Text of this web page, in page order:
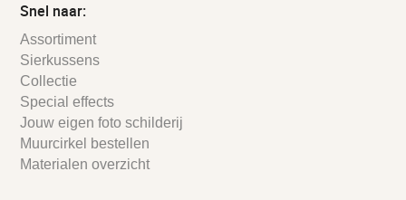
Snel naar:
Assortiment
Sierkussens
Collectie
Special effects
Jouw eigen foto schilderij
Muurcirkel bestellen
Materialen overzicht